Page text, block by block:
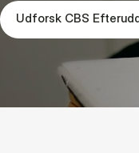
Udforsk CBS